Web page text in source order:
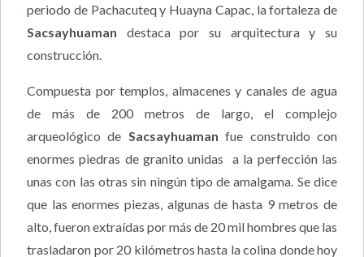
periodo de Pachacuteq y Huayna Capac, la fortaleza de
Sacsayhuaman destaca por su arquitectura y su
construcción.
Compuesta por templos, almacenes y canales de agua
de más de 200 metros de largo, el complejo
arqueológico de Sacsayhuaman fue construido con
enormes piedras de granito unidas a la perfección las
unas con las otras sin ningún tipo de amalgama. Se dice
que las enormes piezas, algunas de hasta 9 metros de
alto, fueron extraídas por más de 20 mil hombres que las
trasladaron por 20 kilómetros hasta la colina donde hoy